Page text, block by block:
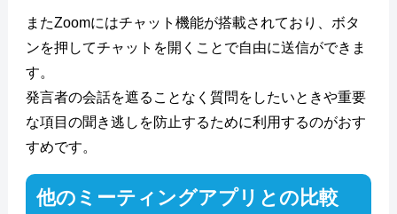
またZoomにはチャット機能が搭載されており、ボタ
ンを押してチャットを開くことで自由に送信ができま
す。
発言者の会話を遮ることなく質問をしたいときや重要
な項目の聞き逃しを防止するために利用するのがおす
すめです。
他のミーティングアプリとの比較